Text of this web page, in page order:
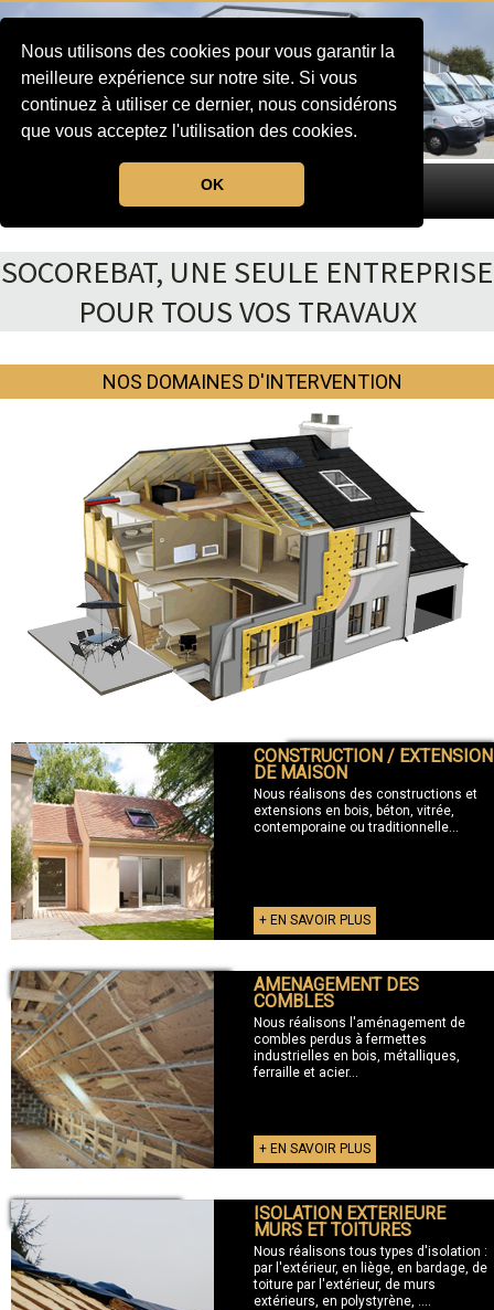
Nous utilisons des cookies pour vous garantir la
meilleure expérience sur notre site. Si vous
continuez à utiliser ce dernier, nous considérons
que vous acceptez l'utilisation des cookies.
OKMENU
SOCOREBAT, UNE SEULE ENTREPRISE
POUR TOUS VOS TRAVAUX
NOS DOMAINES D'INTERVENTION
+ CONSTRUCTION / EXTENSION
CONSTRUCTION / EXTENSION
DE MAISON
Nous réalisons des constructions et
extensions en bois, béton, vitrée,
contemporaine ou traditionnelle...
+ EN SAVOIR PLUS
+ AMENAGEMENT DES COMBLES AMENAGEMENT DES
COMBLES
Nous réalisons l'aménagement de
combles perdus à fermettes
industrielles en bois, métalliques,
ferraille et acier...
+ EN SAVOIR PLUS
+ ISOLATION EXTERIEURE ISOLATION EXTERIEURE
MURS ET TOITURES
Nous réalisons tous types d'isolation :
par l'extérieur, en liège, en bardage, de
toiture par l'extérieur, de murs
extérieurs, en polystyrène, ....